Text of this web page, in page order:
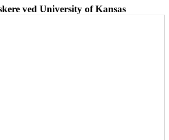
ved University ofKansas